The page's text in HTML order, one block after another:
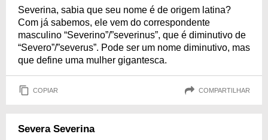
Severina, sabia que seu nome é de origem latina?
Com já sabemos, ele vem do correspondente
masculino “Severino”/”severinus”, que é diminutivo de
“Severo”/”severus”. Pode ser um nome diminutivo, mas
que define uma mulher gigantesca.
COPIAR COMPARTILHAR
Severa Severina